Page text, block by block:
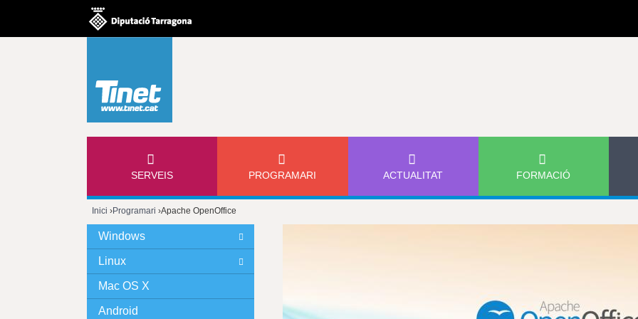
E
N
SERVEIS PROGRAMARI ACTUALITAT FORMACIÓ
Esteu
aquí
Inici ›Programari ›Apache OpenOffice
Windows
Linux
Mac OS X
Android